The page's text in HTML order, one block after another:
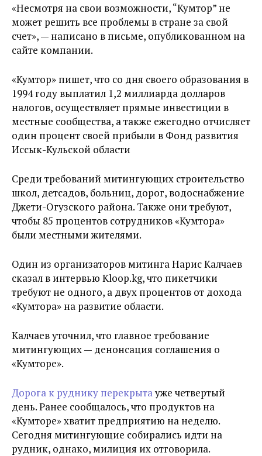
«Несмотря на свои возможности, “Кумтор” не
может решить все проблемы в стране за свой
счет», — написано в письме, опубликованном на
сайте компании.
«Кумтор» пишет, что со дня своего образования в
1994 году выплатил 1,2 миллиарда долларов
налогов, осуществляет прямые инвестиции в
местные сообщества, а также ежегодно отчисляет
один процент своей прибыли в Фонд развития
Иссык-Кульской области
Среди требований митингующих строительство
школ, детсадов, больниц, дорог, водоснабжение
Джети-Огузского района. Также они требуют,
чтобы 85 процентов сотрудников «Кумтора»
были местными жителями.
Один из организаторов митинга Нарис Калчаев
сказал в интервью Kloop.kg, что пикетчики
требуют не одного, а двух процентов от дохода
«Кумтора» на развитие области.
Калчаев уточнил, что главное требование
митингующих — денонсация соглашения о
«Кумторе».
Дорога к руднику перекрытауже четвертый
день. Ранее сообщалось, что продуктов на
«Кумторе» хватит предприятию на неделю.
Сегодня митингующие собирались идти на
рудник, однако, милиция их отговорила.